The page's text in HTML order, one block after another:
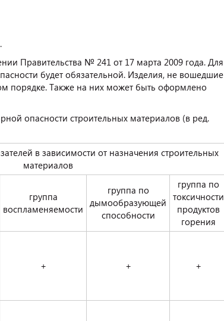
Правительства № 241 от 17 марта 2009 года. Для
будет обязательной. Изделия, не вошедшие
порядке. Также на них может быть оформлено
опасности строительных материалов (в ред.
в зависимости от назначения строительных
материалов
группа
воспламеняемости
группа по
дымообразующей
способности
группа по
токсичности
продуктов
горения
+ + +